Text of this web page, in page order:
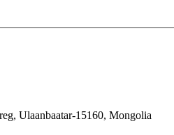
Ulaanbaatar-15160, Mongolia